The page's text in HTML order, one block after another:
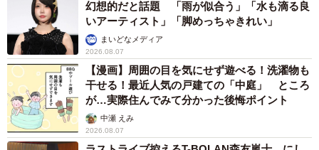
【漫画】大学生息子の「頼れる彼氏」っぷりを
見て母は絶句 「起きなよ、遅刻するよ」っ
て…あなた毎朝私が起こしてますけど？笑
松波 穂乃圭
2026.08.07
【お盆の帰省】既婚女性の半数以上が「日常よ
り疲れる」 気遣いや準備で深まる夫婦の温度
感ギャップ鮮明に
まいどなニュース情報部